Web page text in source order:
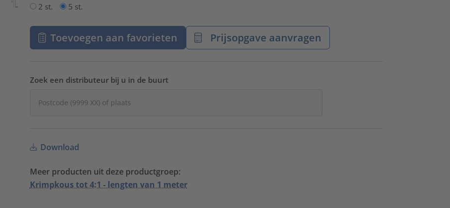
2 st. 5 st.
Toevoegen aan favorieten Prijsopgave aanvragen
Zoek een distributeur bij u in de buurt
Download
Meer producten uit deze productgroep:
Krimpkous tot 4:1 - lengten van 1 meter